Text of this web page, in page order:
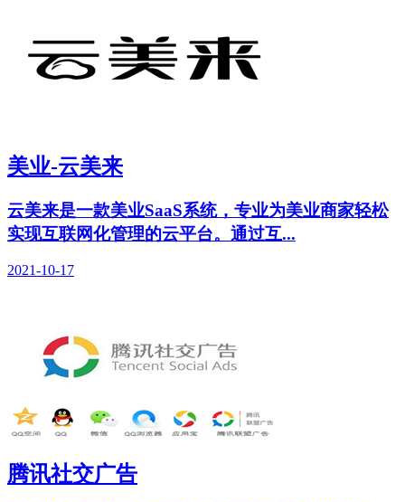
美业-云美来
云美来是一款美业SaaS系统，专业为美业商家轻松
实现互联网化管理的云平台。通过互...
2021-10-17
腾讯社交广告